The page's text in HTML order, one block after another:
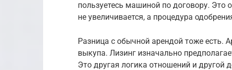
пользуетесь машиной по договору. Это
не увеличивается, а процедура
Разница с обычной арендой тоже есть.
выкупа. Лизинг изначально
Это другая логика отношений и другой